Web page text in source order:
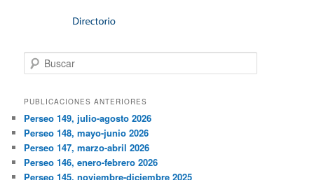
Buscar
PUBLICACIONES ANTERIORES
Perseo 149, julio-agosto 2026
Perseo 148, mayo-junio 2026
Perseo 147, marzo-abril 2026
Perseo 146, enero-febrero 2026
Perseo 145, noviembre-diciembre 2025